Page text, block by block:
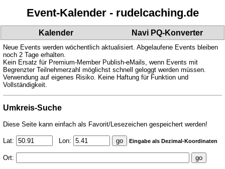
Event-Kalender - rudelcaching.de
Kalender Navi PQ-Konverter
Neue Events werden wöchentlich aktualisiert. Abgelaufene Events bleiben
noch 2 Tage erhalten.
Kein Ersatz für Premium-Member Publish-eMails, wenn Events mit
Begrenzter Teilnehmerzahl möglichst schnell geloggt werden müssen.
Verwendung auf eigenes Risiko. Keine Haftung für Funktion und
Vollständigkeit.
Umkreis-Suche
Diese Seite kann einfach als Favorit/Lesezeichen gespeichert werden!
Lat: Lon: Eingabe als Dezimal-Koordinaten
Ort: